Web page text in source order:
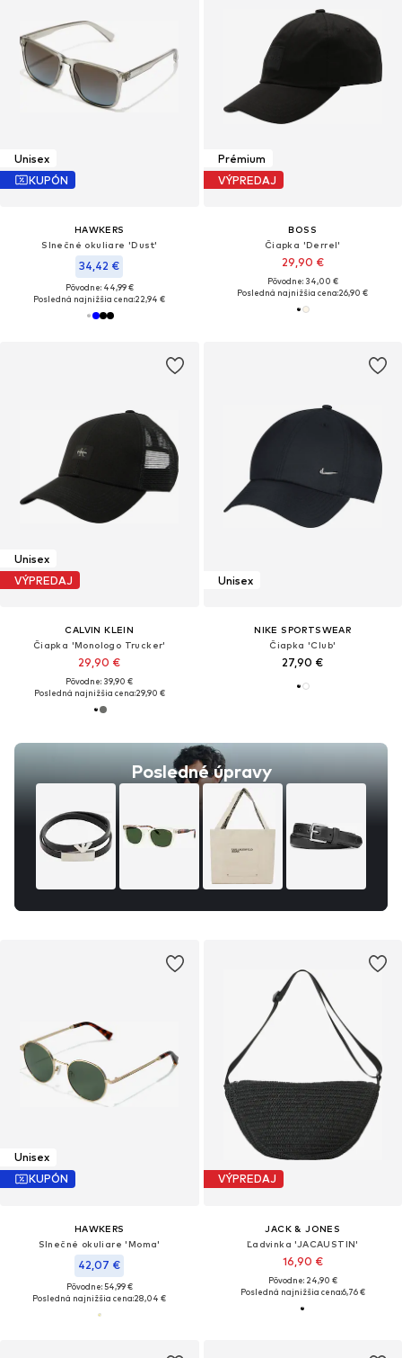
Unisex
KUPÓN
HAWKERS
Slnečné okuliare 'Dust'
34,42 €
Pôvodne: 44,99 €
Posledná najnižšia cena:22,94 €
Prémium
VÝPREDAJ
BOSS
Čiapka 'Derrel'
29,90 €
Pôvodne: 34,00 €
Posledná najnižšia cena:26,90 €
Unisex
VÝPREDAJ
CALVIN KLEIN
Čiapka 'Monologo Trucker'
29,90 €
Pôvodne: 39,90 €
Posledná najnižšia cena:29,90 €
Posledné úpravy
Unisex
NIKE SPORTSWEAR
Čiapka 'Club'
27,90 €
Unisex
KUPÓN
HAWKERS
Slnečné okuliare 'Moma'
42,07 €
Pôvodne: 54,99 €
Posledná najnižšia cena:28,04 €
VÝPREDAJ
JACK & JONES
Ľadvinka 'JACAUSTIN'
16,90 €
Pôvodne: 24,90 €
Posledná najnižšia cena:6,76 €